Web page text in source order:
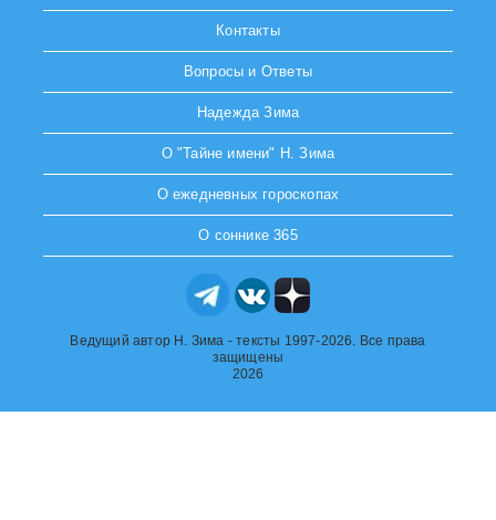
Контакты
Вопросы и Ответы
Надежда Зима
О "Тайне имени" Н. Зима
О ежедневных гороскопах
О соннике 365
Ведущий автор Н. Зима - тексты 1997-2026. Все права
защищены
2026